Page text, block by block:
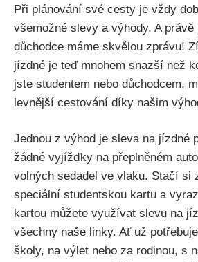
Při plánování své cesty je vždy
všemožné slevy⁣ a výhody.​ A ⁢právě
⁣důchodce máme skvělou‍ zprávu!
jízdné je teď ​mnohem snazší ‌než
jste studentem nebo důchodcem,
levnější cestování‌ díky našim⁣
Jednou z výhod je sleva na jízdné
žádné vyjížďky na přeplněném
volných sedadel⁣ ve vlaku. Stačí si
speciální ⁣studentskou kartu ⁤a
kartou můžete využívat slevu na
všechny naše linky. Ať už‍
školy, na​ výlet nebo za⁣ rodinou, s